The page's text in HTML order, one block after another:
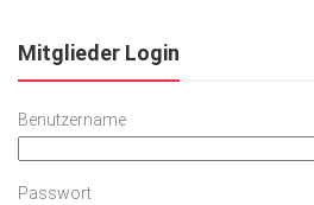
Mitglieder Login
Benutzername
Passwort